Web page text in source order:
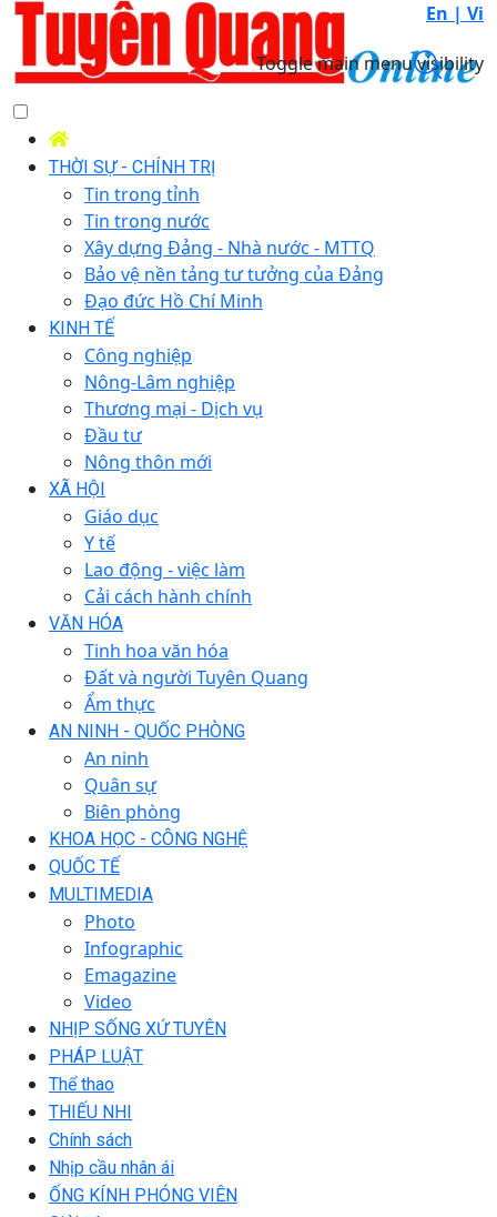
En | Vi
Toggle main menu visibility
THỜI SỰ - CHÍNH TRỊ
Tin trong tỉnh
Tin trong nước
Xây dựng Đảng - Nhà nước - MTTQ
Bảo vệ nền tảng tư tưởng của Đảng
Đạo đức Hồ Chí Minh
KINH TẾ
Công nghiệp
Nông-Lâm nghiệp
Thương mại - Dịch vụ
Đầu tư
Nông thôn mới
XÃ HỘI
Giáo dục
Y tế
Lao động - việc làm
Cải cách hành chính
VĂN HÓA
Tinh hoa văn hóa
Đất và người Tuyên Quang
Ẩm thực
AN NINH - QUỐC PHÒNG
An ninh
Quân sự
Biên phòng
KHOA HỌC - CÔNG NGHỆ
QUỐC TẾ
MULTIMEDIA
Photo
Infographic
Emagazine
Video
NHỊP SỐNG XỨ TUYÊN
PHÁP LUẬT
Thể thao
THIẾU NHI
Chính sách
Nhịp cầu nhân ái
ỐNG KÍNH PHÓNG VIÊN